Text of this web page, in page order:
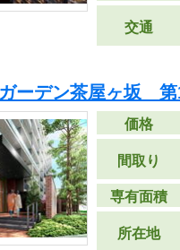
交通
ーデン茶屋ヶ坂
価格
間取り
専有面積
所在地